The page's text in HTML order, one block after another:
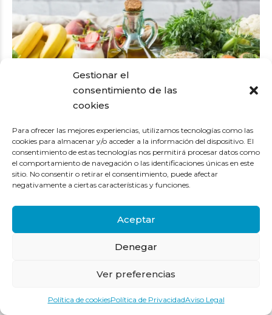
Gestionar el
consentimiento de las
cookies
Para ofrecer las mejores experiencias, utilizamos tecnologías como las
cookies para almacenar y/o acceder a la información del dispositivo. El
consentimiento de estas tecnologías nos permitirá procesar datos como
el comportamiento de navegación o las identificaciones únicas en este
sitio. No consentir o retirar el consentimiento, puede afectar
negativamente a ciertas características y funciones.
Aceptar
Denegar
Ver preferencias
Política de cookiesPolítica de PrivacidadAviso Legal
Baja de peso:
Evita el sobrepeso y la obesidad. Ya sabes, come lo que
necesites no comas por comer ni para llenar vacíos.
Haz ejercicio:
Ten una actividad física regular, no hay que hacer carreras ni
presentarte a maratones -camina en la medida de tus
posibilidades, coge la bici aunque sea estática,… – Quema, no
no necesitamos, porque nos ‘pesa’. El ejercicio favorece una
.